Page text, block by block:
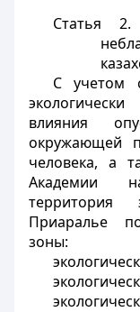
Статья 2.
С учетом
влияния
окружающей
человека, а
Академии
территория
Приаралье
зоны: